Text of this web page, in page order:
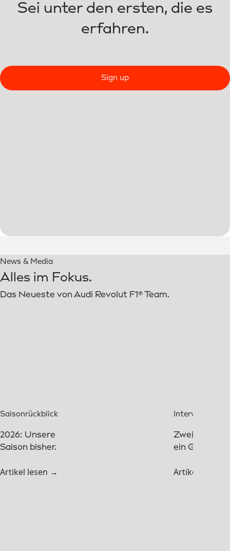
Sei unter den ersten, die es
erfahren.
Sign up
News & Media
Alles im Fokus.
Das Neueste von Audi Revolut F1® Team.
Saisonrückblick
2026: Unsere
Saison bisher.
Artikel lesen →
Interview
Zwei
ein Gespräch
Artikel lesen